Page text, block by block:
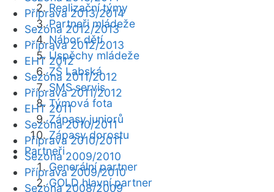
Realizační týmy
Partneři mládeže
Nábor dětí
Úspěchy mládeže
ZŠ Labská
SMS servis
Týmová fota
Zápasy juniorů
Zápasy dorostu
Partneři
Generální partner
GOLD hlavní partner
Příprava 2013/2014
Sezóna 2012/2013
Příprava 2012/2013
EHT 2012
Sezóna 2011/2012
Příprava 2011/2012
EHT 2011
Sezóna 2010/2011
Příprava 2010/2011
Sezóna 2009/2010
Příprava 2009/2010
Sezóna 2008/2009